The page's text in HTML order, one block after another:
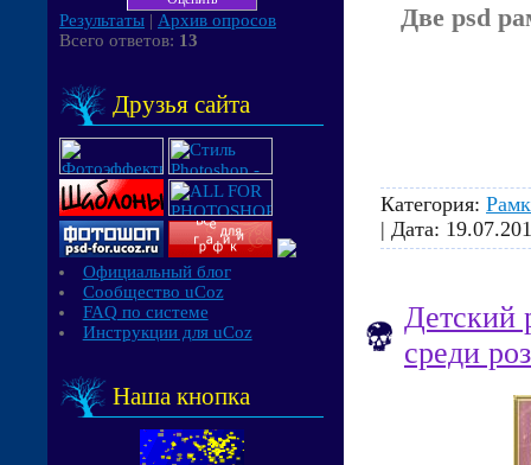
Результаты | Архив опросов
Всего ответов: 13
Друзья сайта
Официальный блог
Сообщество uCoz
FAQ по системе
Инструкции для uCoz
Наша кнопка
Две psd
Категория:
| Дата:
Детский
среди